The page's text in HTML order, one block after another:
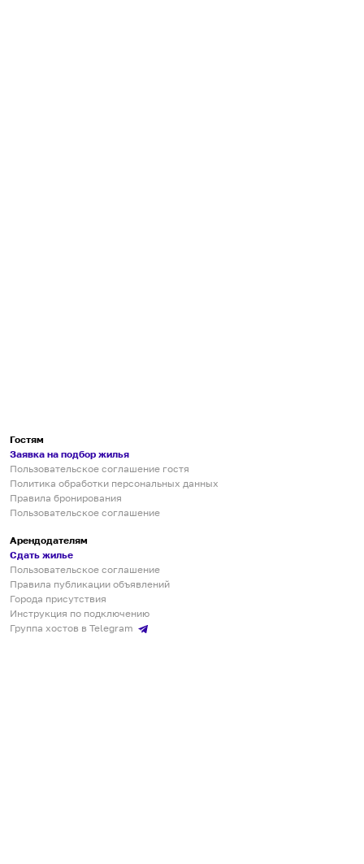
Гостям
Заявка на подбор жилья
Пользовательское соглашение гостя
Политика обработки персональных данных
Правила бронирования
Пользовательское соглашение
Арендодателям
Сдать жилье
Пользовательское соглашение
Правила публикации объявлений
Города присутствия
Инструкция по подключению
Группа хостов в Telegram